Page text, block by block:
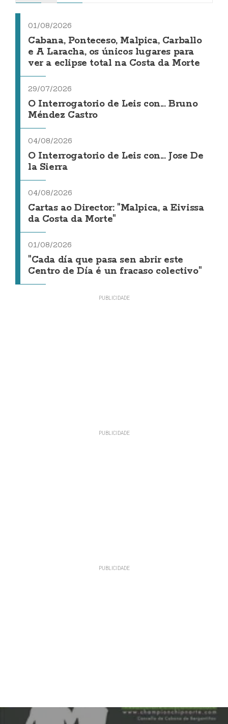
01/08/2026
Cabana, Ponteceso, Malpica, Carballo
e A Laracha, os únicos lugares para
ver a eclipse total na Costa da Morte
29/07/2026
O Interrogatorio de Leis con... Bruno
Méndez Castro
04/08/2026
O Interrogatorio de Leis con... Jose De
la Sierra
04/08/2026
Cartas ao Director: "Malpica, a Eivissa
da Costa da Morte"
01/08/2026
"Cada día que pasa sen abrir este
Centro de Día é un fracaso colectivo"